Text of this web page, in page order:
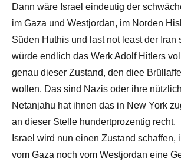
Dann wäre Israel eindeutig der
im Gaza und Westjordan, im Norden
Süden Huthis und last not least der Iran
würde endlich das Werk Adolf Hitlers
genau dieser Zustand, den diee
wollen. Das sind Nazis oder ihre
Netanjahu hat ihnen das in New York
an dieser Stelle hundertprozentig recht.
Israel wird nun einen Zustand schaffen,
vom Gaza noch vom Westjordan eine